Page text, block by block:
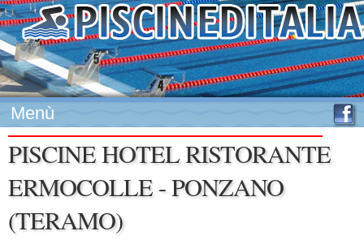
Menù
PISCINE HOTEL RISTORANTE
ERMOCOLLE - PONZANO
(TERAMO)